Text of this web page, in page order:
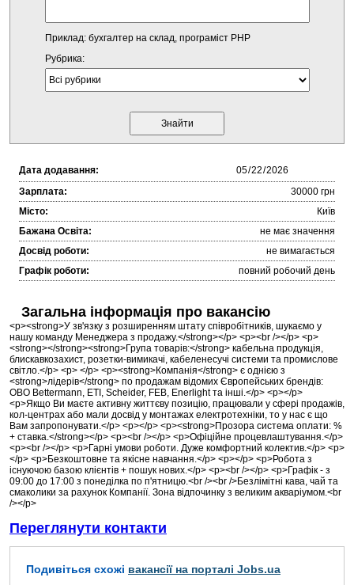
Приклад: бухгалтер на склад, програміст PHP
Рубрика:
Дата додавання:
Зарплата:
30000 грн
Місто:
Київ
Бажана Освіта:
не має значення
Досвід роботи:
не вимагається
Графік роботи:
повний робочий день
Загальна інформація про вакансію
<p><strong>У зв'язку з розширенням штату співробітників, шукаємо у
нашу команду Менеджера з продажу.</strong></p> <p><br /></p> <p>
<strong></strong><strong>Група товарів:</strong> кабельна продукція,
блискавкозахист, розетки-вимикачі, кабеленесучі системи та промислове
світло.</p> <p> </p> <p><strong>Компанія</strong> є однією з
<strong>лідерів</strong> по продажам відомих Європейських брендів:
OBO Bettermann, ETI, Scheider, FEB, Enerlight та інші.</p> <p></p>
<p>Якщо Ви маєте активну життєву позицію, працювали у сфері продажів,
кол-центрах або мали досвід у монтажах електротехніки, то у нас є що
Вам запропонувати.</p> <p></p> <p><strong>Прозора система оплати: %
+ ставка.</strong></p> <p><br /></p> <p>Офіційне процевлаштування.</p>
<p><br /></p> <p>Гарні умови роботи. Дуже комфортний колектив.</p> <p>
</p> <p>Безкоштовне та якісне навчання.</p> <p></p> <p>Робота з
існуючою базою клієнтів + пошук нових.</p> <p><br /></p> <p>Графік - з
09:00 до 17:00 з понеділка по п'ятницю.<br /><br />Безлімітні кава, чай та
смаколики за рахунок Компанії. Зона відпочинку з великим акваріумом.<br
/></p>
Переглянути контакти
Подивіться схожі вакансії на порталі Jobs.ua